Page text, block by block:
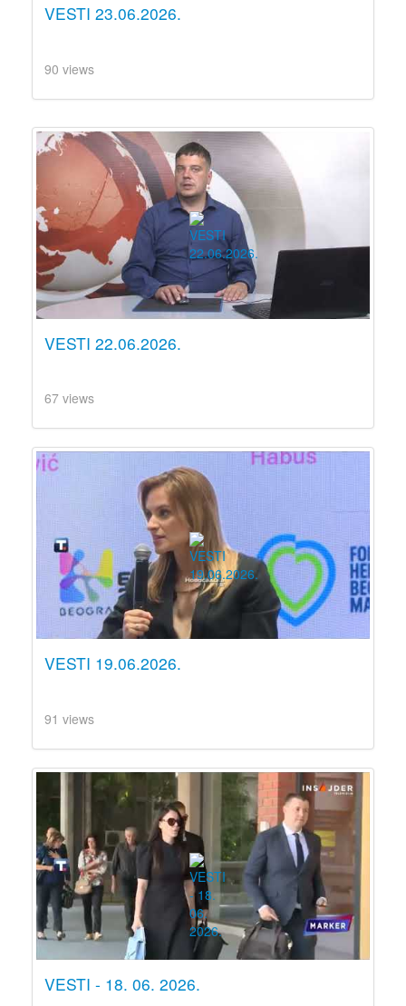
VESTI 23.06.2026.
90 views
VESTI 22.06.2026.
67 views
VESTI 19.06.2026.
91 views
VESTI - 18. 06. 2026.